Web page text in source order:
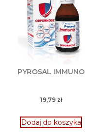
PYROSAL IMMUNO
19,79 zł
Dodaj do koszyka